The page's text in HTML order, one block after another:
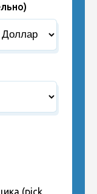
(pick